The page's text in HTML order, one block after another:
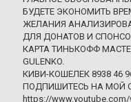
БУДЕТЕ ЭКОНОМИТЬ
ЖЕЛАНИЯ
ДЛЯ ДОНАТОВ И
КАРТА ТИНЬКОФФ
GULENKO.
КИВИ-КОШЕЛЕК 8938 46
ПОДПИШИТЕСЬ НА МОЙ
https://www.youtube.com/